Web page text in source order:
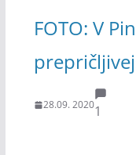
FOTO: V
28.09. 20201